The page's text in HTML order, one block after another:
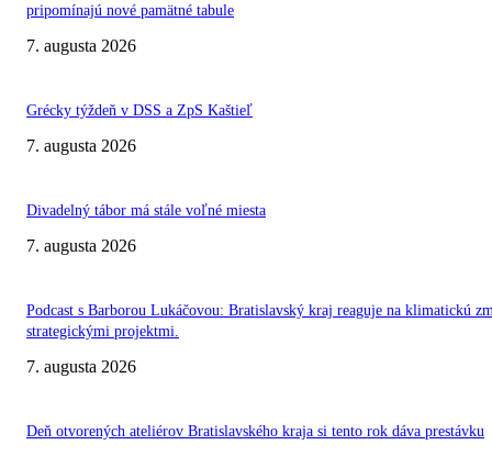
pripomínajú nové pamätné tabule
7. augusta 2026
Grécky týždeň v DSS a ZpS Kaštieľ
7. augusta 2026
Divadelný tábor má stále voľné miesta
7. augusta 2026
Podcast s Barborou Lukáčovou: Bratislavský kraj reaguje na klimatickú
strategickými projektmi.
7. augusta 2026
Deň otvorených ateliérov Bratislavského kraja si tento rok dáva prestávku